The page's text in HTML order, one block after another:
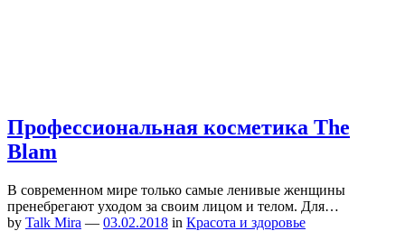
Профессиональная косметика The
Blam
В современном мире только самые ленивые женщины
пренебрегают уходом за своим лицом и телом. Для…
by Talk Mira — 03.02.2018 in Красота и здоровье